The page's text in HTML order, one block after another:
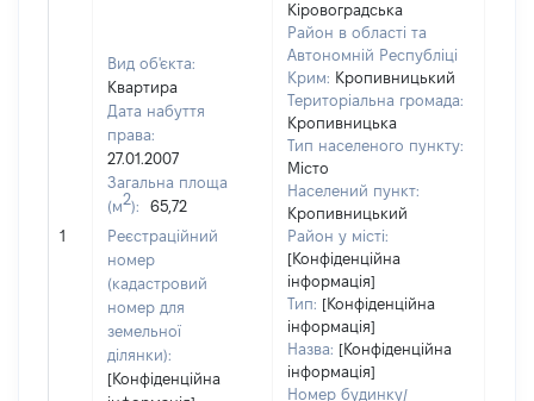
1
Вид об'єкта:
Квартира
Дата набуття
права:
27.01.2007
Загальна площа
(м2):
65,72
Реєстраційний
номер
(кадастровий
номер для
земельної
ділянки):
[Конфіденційна
Кіровоградська
Район в області та
Автономній Республіці
Крим: Кропивницький
Територіальна громада:
Кропивницька
Тип населеного пункту:
Місто
Населений пункт:
Кропивницький
Район у місті:
[Конфіденційна
інформація]
Тип: [Конфіденційна
інформація]
Назва: [Конфіденційна
інформація]
Номер будинку/